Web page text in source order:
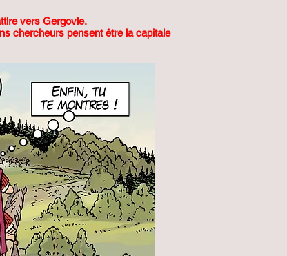
vers Gergovie.
chercheurs pensent être la capitale